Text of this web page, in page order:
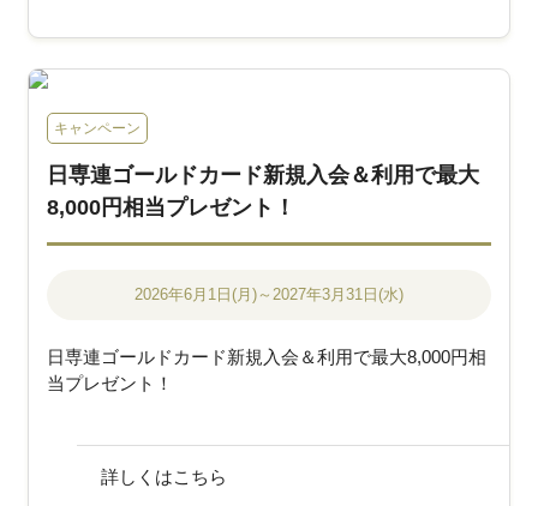
キャンペーン
日専連ゴールドカード新規入会＆利用で最大
8,000円相当プレゼント！
2026年6月1日(月)～2027年3月31日(水)
日専連ゴールドカード新規入会＆利用で最大8,000円相
当プレゼント！
詳しくはこちら